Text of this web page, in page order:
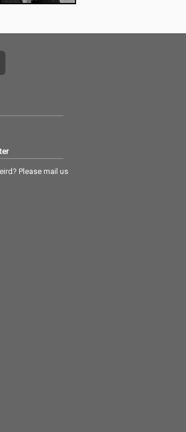
Please mail us